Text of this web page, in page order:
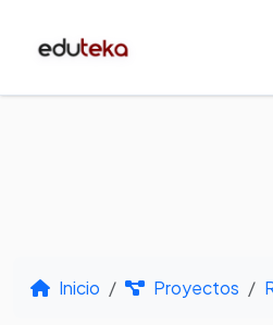
Inicio Proyectos